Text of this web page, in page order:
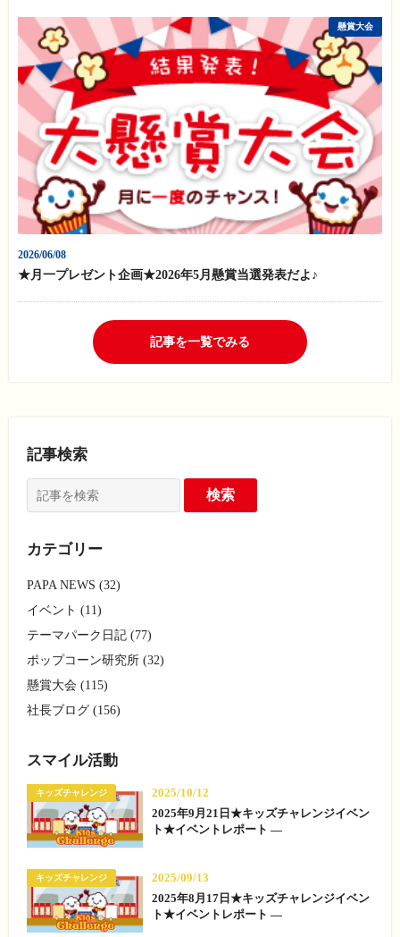
2026/06/08
★月一プレゼント企画★2026年5月懸賞当選発表だよ♪
懸賞大会
記事を一覧でみる
記事検索
カテゴリー
PAPA NEWS (32)
イベント (11)
テーマパーク日記 (77)
ポップコーン研究所 (32)
懸賞大会 (115)
社長ブログ (156)
スマイル活動
キッズチャレンジ
2025/10/12
2025年9月21日★キッズチャレンジイベン
ト★イベントレポート —
キッズチャレンジ
2025/09/13
2025年8月17日★キッズチャレンジイベン
ト★イベントレポート —